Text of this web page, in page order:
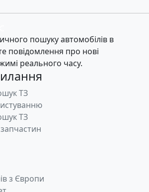
пошуку автомобілів в
повідомлення про нові
реального часу.
ТЗ
ТЗ
з Європи